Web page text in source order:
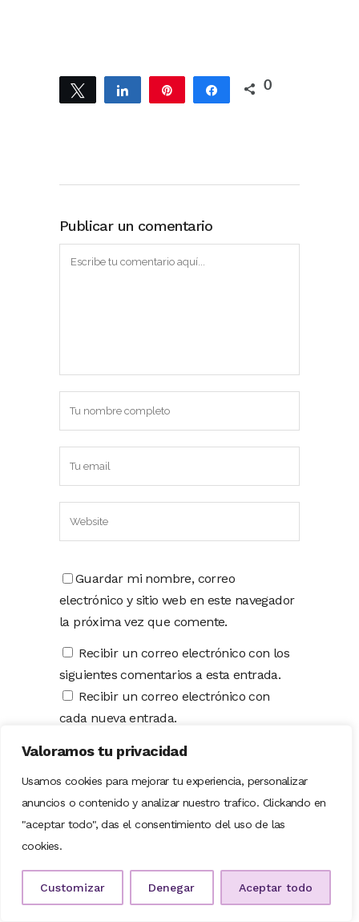
Valoramos tu privacidad
Usamos cookies para mejorar tu experiencia, personalizar
anuncios o contenido y analizar nuestro trafico. Clickando en
"aceptar todo", das el consentimiento del uso de las
cookies.
Customizar Denegar Aceptar todo
Twittear Compartir Compartir
0
Publicar un comentario
Guardar mi nombre, correo
electrónico y sitio web en este navegador
la próxima vez que comente.
Recibir un correo electrónico con los
siguientes comentarios a esta entrada.
Recibir un correo electrónico con
cada nueva entrada.
SIGUENOS EN REDES SOCIALES